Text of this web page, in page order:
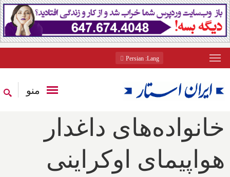
Lang
: Persian
منو
خانواده‌های داغدار
هواپیمای اوکراینی